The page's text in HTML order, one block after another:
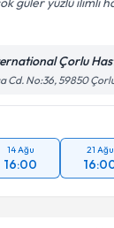
Çorlu
Cd. No:36, 59850
14 Ağu
16:00
21 Ağu